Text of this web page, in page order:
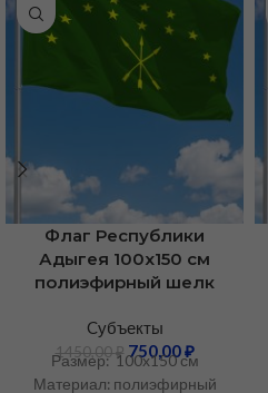
Флаг Республики
Адыгея 100х150 см
полиэфирный шелк
Cубъекты
1450,00₽ 750,00₽
Размер: 100х150 см
Материал: полиэфирный